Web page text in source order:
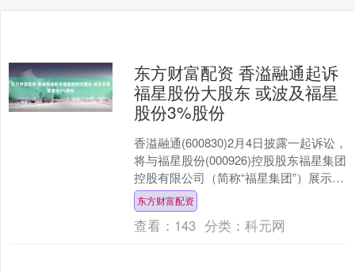
东方财富配资 香溢融通起诉
福星股份大股东 或波及福星
股份3%股份
香溢融通(600830)2月4日披露一起诉讼，
将与福星股份(000926)控股股东福星集团
控股有限公司（简称“福星集团”）展示到
台前。 公告显示，香溢融通控股子....
东方财富配资
查看： 143 分类：科元网